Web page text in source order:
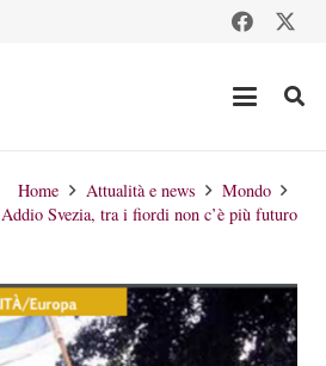
Home Attualità e news
Mondo
Addio Svezia, tra i fiordi non c’è più futuro